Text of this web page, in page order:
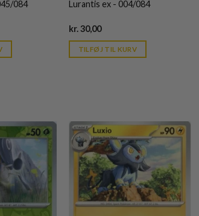
084 Lurantis ex - 004/084
kr.30,00Current
is:
kr. 39,95.
TILFØJ TIL KURV